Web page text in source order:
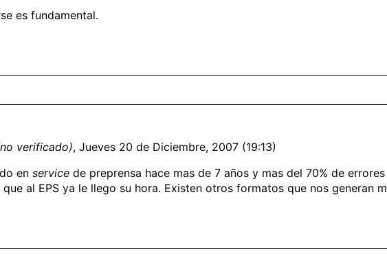
es fundamental.
verificado), Jueves 20 de Diciembre, 2007 (19:13)
en service de preprensa hace mas de 7 años y mas del 70% de
al EPS ya le llego su hora. Existen otros formatos que nos generan